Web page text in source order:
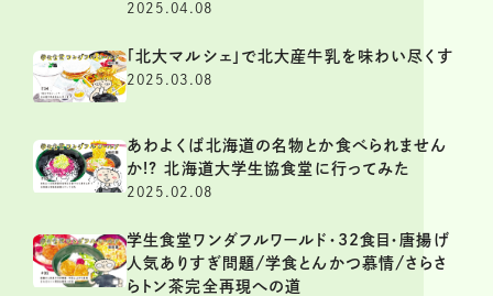
2025.04.08
「北大マルシェ」で北大産牛乳を味わい尽くす
2025.03.08
あわよくば北海道の名物とか食べられません
か!? 北海道大学生協食堂に行ってみた
2025.02.08
学生食堂ワンダフルワールド・32食目・唐揚げ
人気ありすぎ問題/学食とんかつ慕情/さらさ
らトン茶完全再現への道